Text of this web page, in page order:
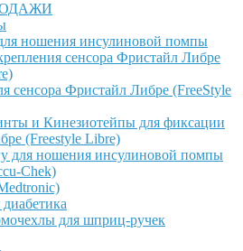
ношения инсулиновой помпы
сенсора Фристайл Либре
сенсора Фристайл Либре (FreeStyle
и Кинезиотейпы для фиксации
(Freestyle Libre)
для ношения инсулиновой помпы
Chek)
для шприц-ручек